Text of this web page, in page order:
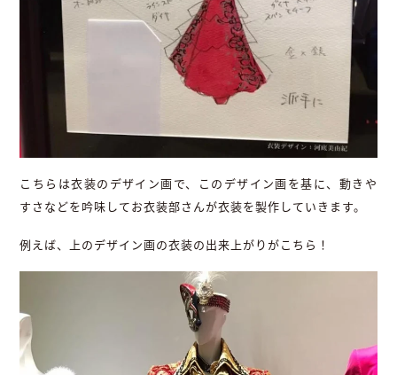
こちらは衣装のデザイン画で、このデザイン画を基に、動きや
すさなどを吟味してお衣装部さんが衣装を製作していきます。
例えば、上のデザイン画の衣装の出来上がりがこちら！